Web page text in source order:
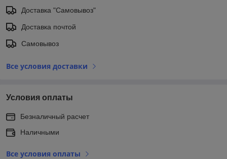
Доставка "Самовывоз"
Доставка почтой
Самовывоз
Все условия доставки
Условия оплаты
Безналичный расчет
Наличными
Все условия оплаты